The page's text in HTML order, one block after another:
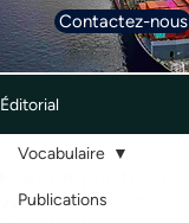
Contactez-nous
Éditorial
Publications
Vocabulaire